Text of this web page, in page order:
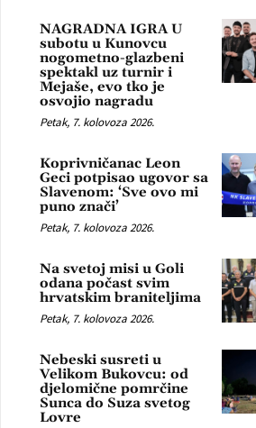
NAGRADNA IGRA U
subotu u Kunovcu
nogometno-glazbeni
spektakl uz turnir i
Mejaše, evo tko je
osvojio nagradu
Petak, 7. kolovoza 2026.
Koprivničanac Leon
Geci potpisao ugovor sa
Slavenom: ‘Sve ovo mi
puno znači’
Petak, 7. kolovoza 2026.
Na svetoj misi u Goli
odana počast svim
hrvatskim braniteljima
Petak, 7. kolovoza 2026.
Nebeski susreti u
Velikom Bukovcu: od
djelomične pomrčine
Sunca do Suza svetog
Lovre